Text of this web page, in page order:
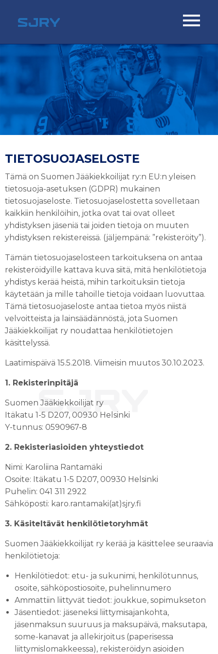
TIETOSUOJASELOSTE
Tämä on Suomen Jääkiekkoilijat ry:n EU:n yleisen
tietosuoja-asetuksen (GDPR) mukainen
tietosuojaseloste. Tietosuojaselostetta sovelletaan
kaikkiin henkilöihin, jotka ovat tai ovat olleet
yhdistyksen jäseniä tai joiden tietoja on muuten
yhdistyksen rekistereissä. (jäljempänä: ”rekisteröity”).
Tämän tietosuojaselosteen tarkoituksena on antaa
rekisteröidyille kattava kuva siitä, mitä henkilötietoja
yhdistys kerää heistä, mihin tarkoituksiin tietoja
käytetään ja mille tahoille tietoja voidaan luovuttaa.
Tämä tietosuojaseloste antaa tietoa myös niistä
velvoitteista ja lainsäädännöstä, jota Suomen
Jääkiekkoilijat ry noudattaa henkilötietojen
käsittelyssä.
Laatimispäivä 15.5.2018. Viimeisin muutos 30.10.2023.
1. Rekisterinpitäjä
Suomen Jääkiekkoilijat ry
Itäkatu 1-5 D207, 00930 Helsinki
Y-tunnus: 0590967-8
2. Rekisteriasioiden yhteystiedot
Nimi: Karoliina Rantamäki
Osoite: Itäkatu 1-5 D207, 00930 Helsinki
Puhelin: 041 311 2922
Sähköposti: karo.rantamaki(at)sjry.fi
3. Käsiteltävät henkilötietoryhmät
Suomen Jääkiekkoilijat ry kerää ja käsittelee seuraavia
henkilötietoja:
Henkilötiedot: etu- ja sukunimi, henkilötunnus,
osoite, sähköpostiosoite, puhelinnumero
Ammattiin liittyvät tiedot: joukkue, sopimukseton
Jäsentiedot: jäseneksi liittymisajankohta,
jäsenmaksun suuruus ja maksupäivä, maksutapa,
some-kanavat ja allekirjoitus (paperisessa
liittymislomakkeessa), rekisteröidyn asioiden